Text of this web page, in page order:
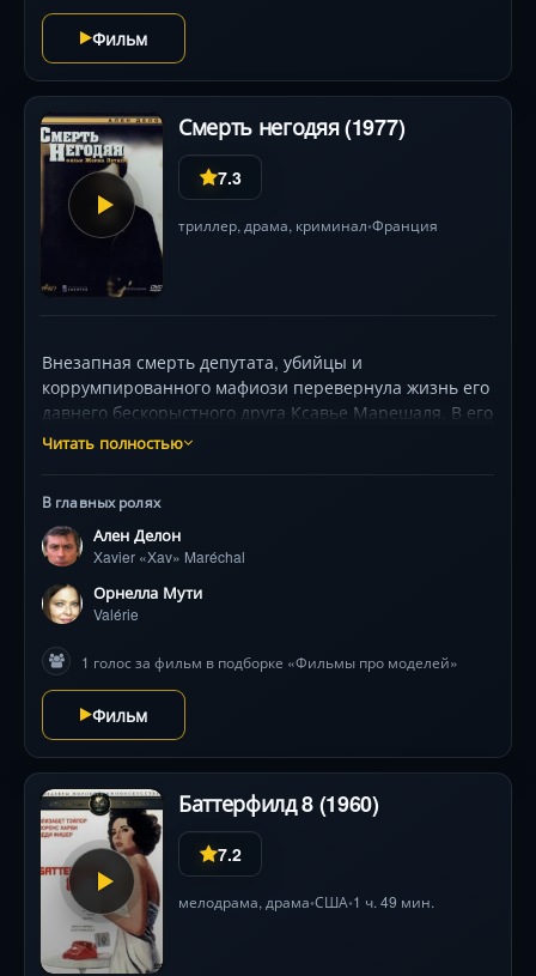
Фильм
Смерть негодяя (1977)
7.3
триллер, драма, криминал•Франция
Внезапная смерть депутата, убийцы и
коррумпированного мафиози перевернула жизнь его
давнего бескорыстного друга Ксавье Марешаля. В его
руки попадает злополучная тетрадь с компроматом
изощренностью.\n\nНо он выбирает позицию
«одинокого волка», не доверяет ни полиции, ни
спецслужбам до тех пор, пока охотники за
шокирующим документом не загоняют его в угол.
Читать полностью
В главных ролях
Ален Делон
Xavier «Xav» Maréchal
Орнелла Мути
Valérie
1 голос за фильм в подборке «Фильмы про моделей»
Фильм
Баттерфилд 8 (1960)
7.2
мелодрама, драма•США•1 ч. 49 мин.